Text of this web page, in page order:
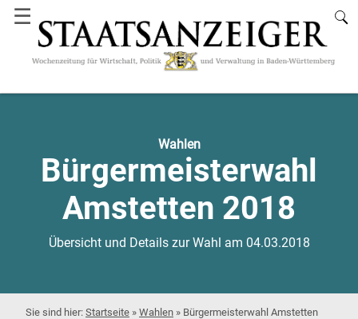
☰
Wahlen
Bürgermeisterwahl
Amstetten 2018
Übersicht und Details zur Wahl am 04.03.2018
Startseite » Wahlen » Bürgermeisterwahl Amstetten